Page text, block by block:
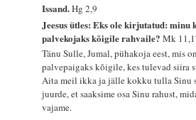
Issand.Hg 2,9
Jeesus ütles: Eks ole kirjutatud: minu
palvekojaks kõigile rahvaile?Mk
Tänu Sulle, Jumal, pühakoja eest, mis
palvepaigaks kõigile, kes tulevad siira
Aita meil ikka ja jälle kokku tulla Sinu
juurde, et saaksime osa Sinu rahust,
vajame.